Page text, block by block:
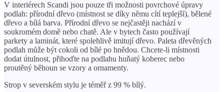
V interiérech Scandi jsou pouze tři možnosti povrchové úpravy
podlah: přírodní dřevo (místnost se díky němu cítí teplejší), bělené
dřevo a bílá barva. Přírodní dřevo se nejčastěji nachází v
soukromém domě nebo chatě. Ale v bytech často používají
parkety a laminát, které spolehlivě imitují dřevo. Paleta dřevěných
podlah může být cokoli od bílé po hnědou. Chcete-li místnosti
dodat útulnost, přihoďte na podlahu huňatý koberec nebo
proutěný běhoun se vzory a ornamenty.
Strop v severském stylu je téměř z 99 % bílý.